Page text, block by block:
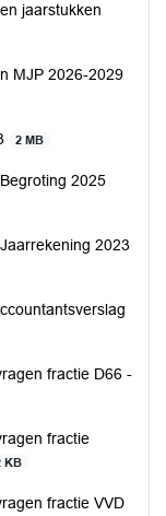
jaarstukken
MJP 2026-2029
2 MB
2025
2023
fractie D66 -
fractie
KB
fractie VVD